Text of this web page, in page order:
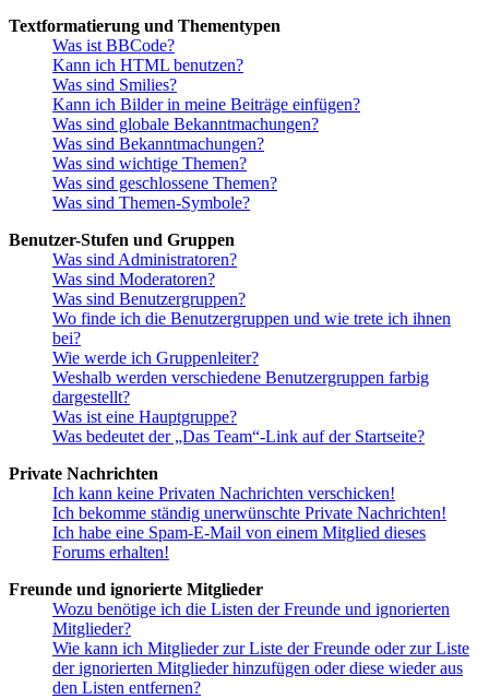
Textformatierung und Thementypen
Was ist BBCode?
Kann ich HTML benutzen?
Was sind Smilies?
Kann ich Bilder in meine Beiträge einfügen?
Was sind globale Bekanntmachungen?
Was sind Bekanntmachungen?
Was sind wichtige Themen?
Was sind geschlossene Themen?
Was sind Themen-Symbole?
Benutzer-Stufen und Gruppen
Was sind Administratoren?
Was sind Moderatoren?
Was sind Benutzergruppen?
Wo finde ich die Benutzergruppen und wie trete ich ihnen
bei?
Wie werde ich Gruppenleiter?
Weshalb werden verschiedene Benutzergruppen farbig
dargestellt?
Was ist eine Hauptgruppe?
Was bedeutet der „Das Team“-Link auf der Startseite?
Private Nachrichten
Ich kann keine Privaten Nachrichten verschicken!
Ich bekomme ständig unerwünschte Private Nachrichten!
Ich habe eine Spam-E-Mail von einem Mitglied dieses
Forums erhalten!
Freunde und ignorierte Mitglieder
Wozu benötige ich die Listen der Freunde und ignorierten
Mitglieder?
Wie kann ich Mitglieder zur Liste der Freunde oder zur Liste
der ignorierten Mitglieder hinzufügen oder diese wieder aus
den Listen entfernen?